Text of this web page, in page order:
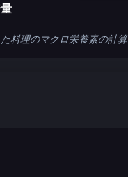
料理のマクロ栄養素の計算